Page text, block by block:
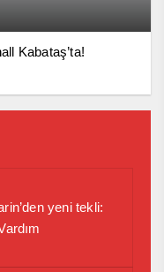
Kabataş’ta!
yeni tekli: